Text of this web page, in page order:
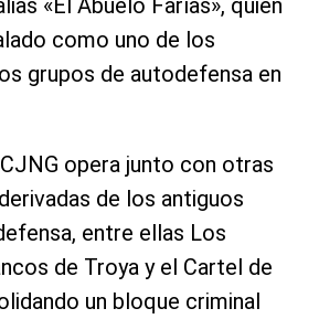
como uno de los
grupos de autodefensa en
opera junto con otras
de los antiguos
entre ellas Los
de Troya y el Cartel de
un bloque criminal